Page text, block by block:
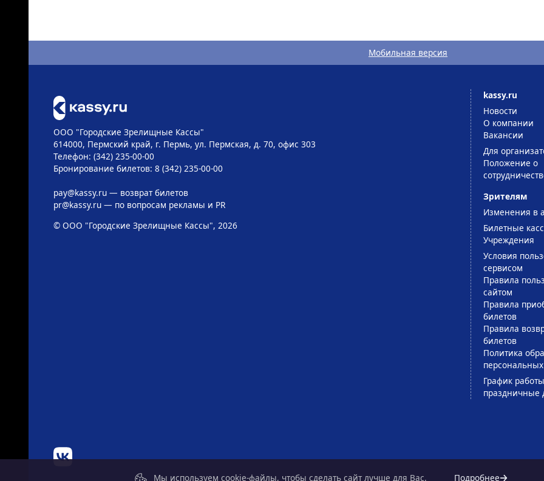
Мобильная версия
ООО "Городские Зрелищные Кассы"
614000, Пермский край, г. Пермь, ул. Пермская, д. 70, офис 303
Телефон: (342) 235-00-00
Бронирование билетов: 8 (342) 235-00-00
pay@kassy.ru— возврат билетов
pr@kassy.ru— по вопросам рекламы и PR
© ООО "Городские Зрелищные Кассы", 2026
kassy.ru
Новости
О компании
Вакансии
Для
Положение о
Зрителям
Изменения в
Билетные
Учреждения
Условия
сервисом
Правила
сайтом
Правила
билетов
Правила
билетов
Политика
График
праздничные
Мы используем cookie-файлы, чтобы сделать сайт лучше для Вас. Подробнее